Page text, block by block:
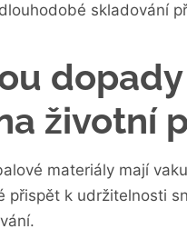
skladování
životní
materiály mají
přispět k udržitelnosti